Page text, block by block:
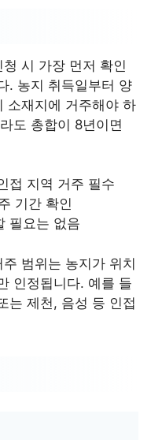
시 가장 먼저 확인
. 농지 취득일부터 양
소재지에 거주해야 하
도 총합이 8년이면
접 지역 거주 필수
기간 확인
필요는 없음
범위는 농지가 위치
인정됩니다. 예를 들
는 제천, 음성 등 인접